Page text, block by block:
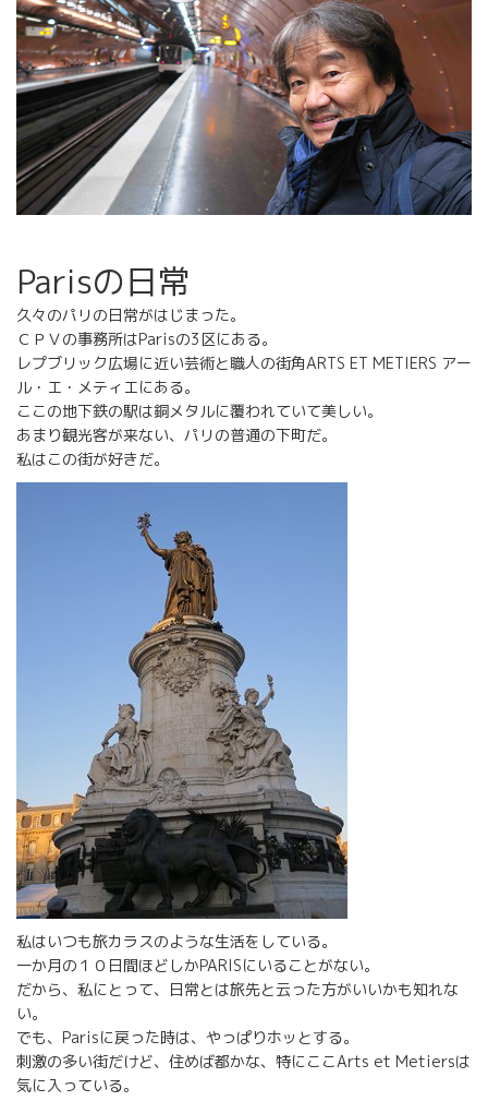
Parisの日常
久々のパリの日常がはじまった。
ＣＰＶの事務所はParisの3区にある。
レプブリック広場に近い芸術と職人の街角ARTS ET METIERS アー
ル・エ・メティエにある。
ここの地下鉄の駅は銅メタルに覆われていて美しい。
あまり観光客が来ない、パリの普通の下町だ。
私はこの街が好きだ。
私はいつも旅カラスのような生活をしている。
一か月の１０日間ほどしかPARISにいることがない。
だから、私にとって、日常とは旅先と云った方がいいかも知れな
い。
でも、Parisに戻った時は、やっぱりホッとする。
刺激の多い街だけど、住めば都かな、特にここArts et Metiersは
気に入っている。